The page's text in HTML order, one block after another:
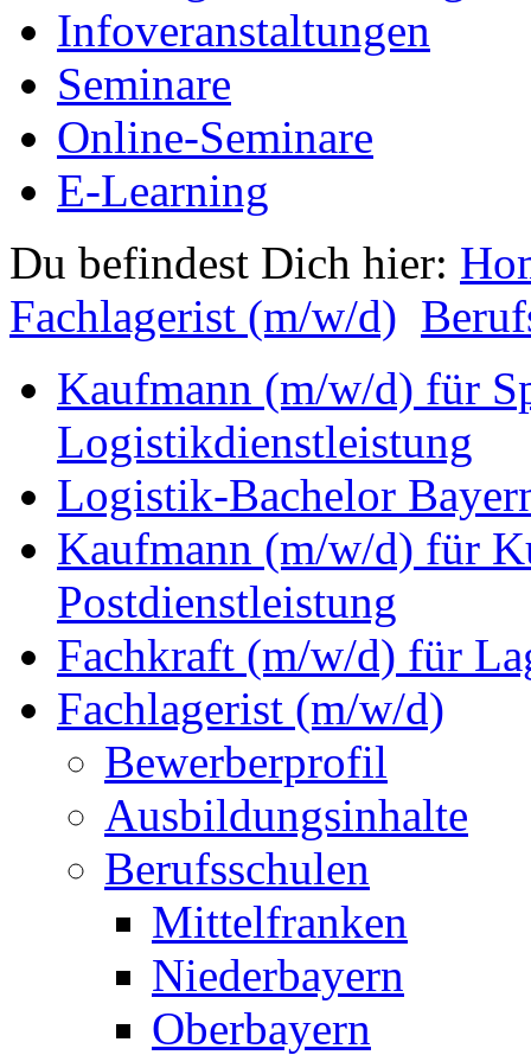
Infoveranstaltungen
Seminare
Online-Seminare
E-Learning
Du befindest Dich hier:
Fachlagerist (m/w/d)
Kaufmann (m/w/d) für
Logistikdienstleistung
Logistik-Bachelor
Kaufmann (m/w/d) für
Postdienstleistung
Fachkraft (m/w/d) für
Fachlagerist (m/w/d)
Bewerberprofil
Ausbildungsinhalte
Berufsschulen
Mittelfranken
Niederbayern
Oberbayern